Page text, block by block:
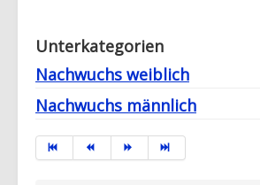
Unterkategorien
Nachwuchs weiblich
Nachwuchs männlich